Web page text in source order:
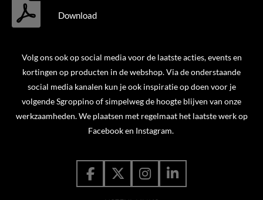
Download
Volg ons ook op social media voor de laatste acties, events en
kortingen op producten in de webshop. Via de onderstaande
social media kanalen kun je ook inspiratie op doen voor je
volgende Sgroppino of simpelweg de hoogte blijven van onze
werkzaamheden. We plaatsen met regelmaat het laatste werk op
Facebook en Instagram.
F
a
X
I
n
L
i